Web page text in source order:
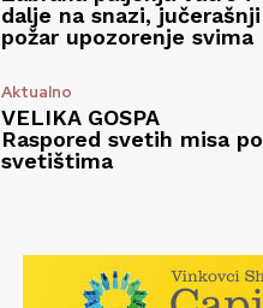
dalje na snazi, jučerašnji
požar upozorenje svima
Aktualno
VELIKA GOSPA
Raspored svetih misa po
svetištima